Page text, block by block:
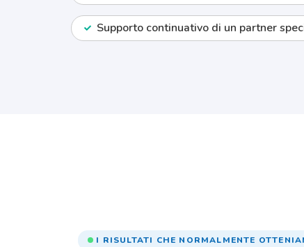
Supporto continuativo di un partner
I RISULTATI CHE NORMALMENTE